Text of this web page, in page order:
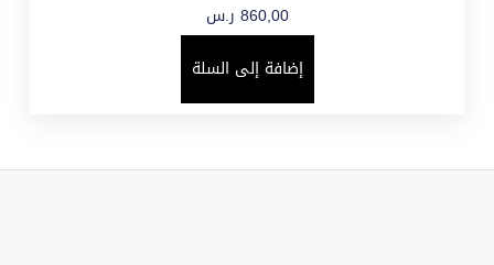
860,00 ر.س
إضافة إلى السلة